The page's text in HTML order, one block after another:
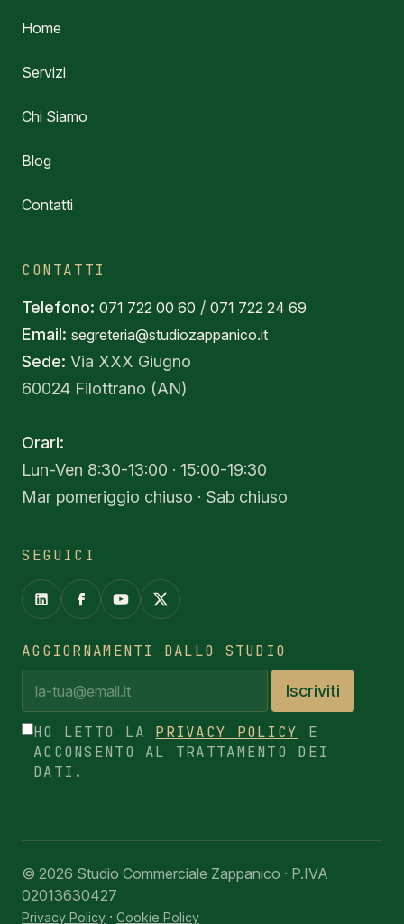
Home
Servizi
Chi Siamo
Blog
Contatti
CONTATTI
Telefono: 071 722 00 60 / 071 722 24 69
Email: segreteria@studiozappanico.it
Sede: Via XXX Giugno
60024 Filottrano (AN)
Orari:
Lun-Ven 8:30-13:00 · 15:00-19:30
Mar pomeriggio chiuso · Sab chiuso
SEGUICI
AGGIORNAMENTI DALLO STUDIO
Iscriviti
HO LETTO LA PRIVACY POLICY
E
ACCONSENTO AL TRATTAMENTO DEI
DATI.
© 2026 Studio Commerciale Zappanico · P.IVA
02013630427
Privacy Policy · Cookie Policy